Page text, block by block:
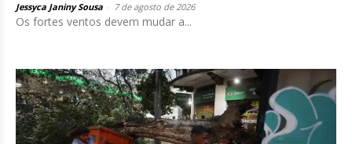
Jessyca Janiny Sousa 7 de agosto de 2026
Os fortes ventos devem mudar a...